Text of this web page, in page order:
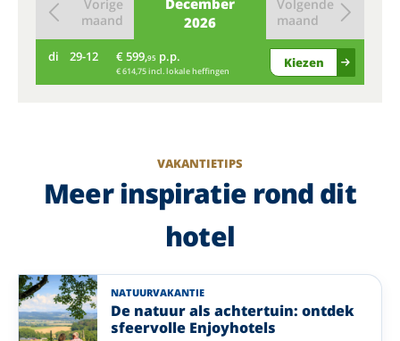
December
2026
Vorige
maand
Volgende
maand
di 29-12 € 599,95 p.p.
€ 614,75 incl. lokale heffingen
Kiezen
VAKANTIETIPS
Meer inspiratie rond dit
hotel
NATUURVAKANTIE
De natuur als achtertuin: ontdek
sfeervolle Enjoyhotels